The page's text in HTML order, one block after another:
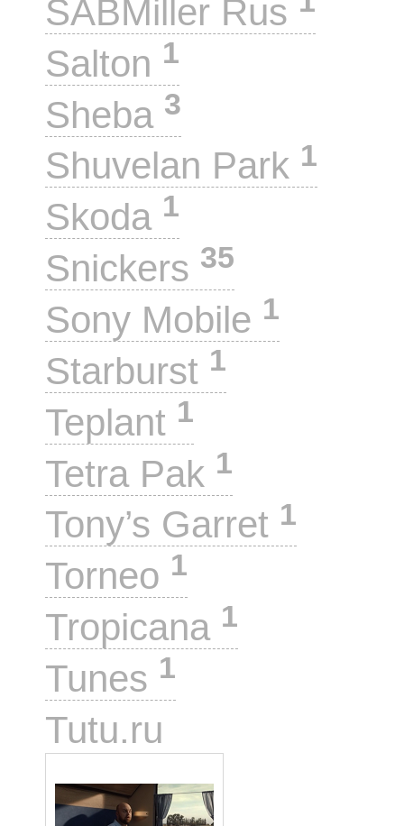
SABMiller Rus
Salton 1
Sheba 3
Shuvelan Park 1
Skoda 1
Snickers 35
Sony Mobile 1
Starburst 1
Teplant 1
Tetra Pak 1
Tony’s Garret 1
Torneo 1
Tropicana 1
Tunes 1
Tutu.ru